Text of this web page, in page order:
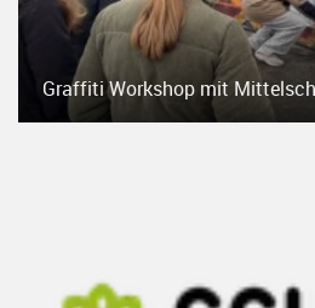
Graffiti Workshop mit